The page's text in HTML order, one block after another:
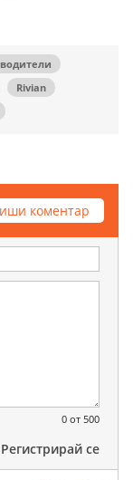
Rivian
коментар
0 от 500
Регистрирай се